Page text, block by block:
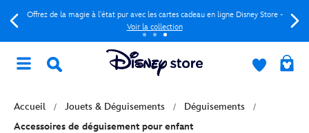
Offrez de la magie à l'état pur avec les cartes cadeau en ligne Disney Store -
Voir la collection
Accueil Jouets & Déguisements
Déguisements
Accessoires de déguisement pour enfant